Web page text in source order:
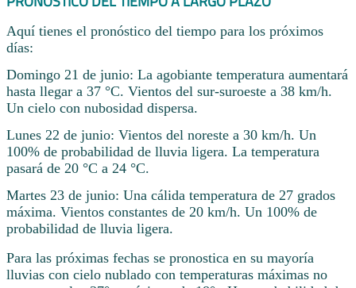
Aquí tienes el pronóstico del tiempo para los próximos
días:
Domingo 21 de junio: La agobiante temperatura aumentará
hasta llegar a 37 °C. Vientos del sur-suroeste a 38 km/h.
Un cielo con nubosidad dispersa.
Lunes 22 de junio: Vientos del noreste a 30 km/h. Un
100% de probabilidad de lluvia ligera. La temperatura
pasará de 20 °C a 24 °C.
Martes 23 de junio: Una cálida temperatura de 27 grados
máxima. Vientos constantes de 20 km/h. Un 100% de
probabilidad de lluvia ligera.
Para las próximas fechas se pronostica en su mayoría
lluvias con cielo nublado con temperaturas máximas no